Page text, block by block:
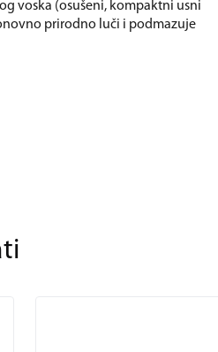
voska (osušeni, kompaktni usni
prirodno luči i podmazuje